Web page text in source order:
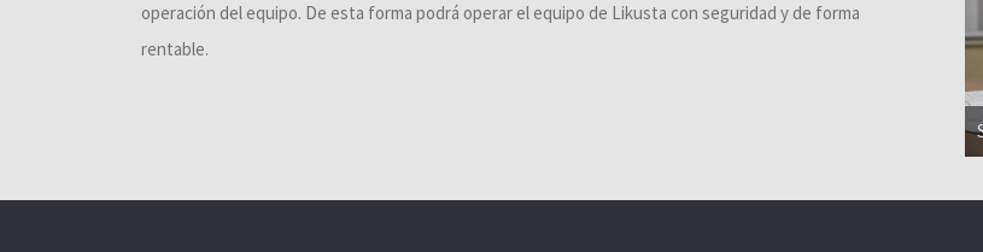
operación del equipo. De esta forma podrá operar el equipo de Likusta con seguridad y de forma
rentable.